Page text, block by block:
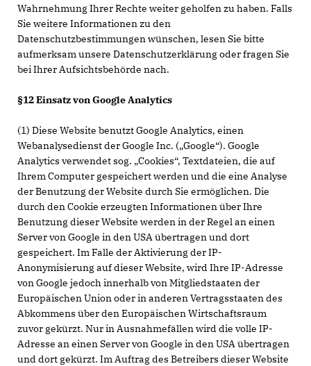
Wahrnehmung Ihrer Rechte weiter geholfen zu haben. Falls
Sie weitere Informationen zu den
Datenschutzbestimmungen wünschen, lesen Sie bitte
aufmerksam unsere Datenschutzerklärung oder fragen Sie
bei Ihrer Aufsichtsbehörde nach.
§12 Einsatz von Google Analytics
(1) Diese Website benutzt Google Analytics, einen
Webanalysedienst der Google Inc. („Google“). Google
Analytics verwendet sog. „Cookies“, Textdateien, die auf
Ihrem Computer gespeichert werden und die eine Analyse
der Benutzung der Website durch Sie ermöglichen. Die
durch den Cookie erzeugten Informationen über Ihre
Benutzung dieser Website werden in der Regel an einen
Server von Google in den USA übertragen und dort
gespeichert. Im Falle der Aktivierung der IP-
Anonymisierung auf dieser Website, wird Ihre IP-Adresse
von Google jedoch innerhalb von Mitgliedstaaten der
Europäischen Union oder in anderen Vertragsstaaten des
Abkommens über den Europäischen Wirtschaftsraum
zuvor gekürzt. Nur in Ausnahmefällen wird die volle IP-
Adresse an einen Server von Google in den USA übertragen
und dort gekürzt. Im Auftrag des Betreibers dieser Website